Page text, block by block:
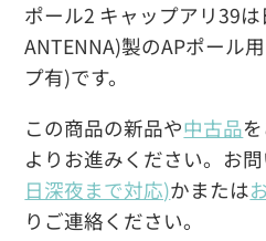
ポール2 キャップアリ39
ANTENNA)製のAPポール
プ有)です。
この商品の新品や中古品
よりお進みください。お
日深夜まで対応)かまたは
りご連絡ください。